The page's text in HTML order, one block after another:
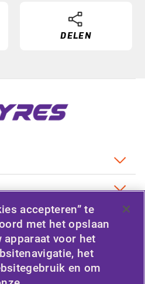
DELEN
accepteren” te
met het opslaan
voor het
het
en om